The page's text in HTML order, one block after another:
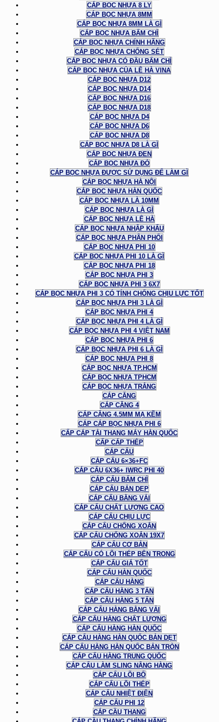
CÁP BỌC NHỰA 8 LY
CÁP BỌC NHỰA 8MM
CÁP BỌC NHỰA 8MM LÀ GÌ
CÁP BỌC NHỰA BẤM CHÌ
CÁP BỌC NHỰA CHÍNH HÃNG
CÁP BỌC NHỰA CHỐNG SÉT
CÁP BỌC NHỰA CÓ ĐẦU BẤM CHÌ
CÁP BỌC NHỰA CỦA LÊ HÀ VINA
CÁP BỌC NHỰA D12
CÁP BỌC NHỰA D14
CÁP BỌC NHỰA D16
CÁP BỌC NHỰA D18
CÁP BỌC NHỰA D4
CÁP BỌC NHỰA D6
CÁP BỌC NHỰA D8
CÁP BỌC NHỰA D8 LÀ GÌ
CÁP BỌC NHỰA ĐEN
CÁP BỌC NHỰA ĐỎ
CÁP BỌC NHỰA ĐƯỢC SỬ DỤNG ĐỂ LÀM GÌ
CÁP BỌC NHỰA HÀ NỘI
CÁP BỌC NHỰA HÀN QUỐC
CÁP BỌC NHỰA LÀ 10MM
CÁP BỌC NHỰA LÀ GÌ
CÁP BỌC NHỰA LÊ HÀ
CÁP BỌC NHỰA NHẬP KHẨU
CÁP BỌC NHỰA PHÂN PHỐI
CÁP BỌC NHỰA PHI 10
CÁP BỌC NHỰA PHI 10 LÀ GÌ
CÁP BỌC NHỰA PHI 18
CÁP BỌC NHỰA PHI 3
CÁP BỌC NHỰA PHI 3 6X7
CÁP BỌC NHỰA PHI 3 CÓ TÍNH CHỐNG CHỊU LỰC TỐT
CÁP BỌC NHỰA PHI 3 LÀ GÌ
CÁP BỌC NHỰA PHI 4
CÁP BỌC NHỰA PHI 4 LÀ GÌ
CÁP BỌC NHỰA PHI 4 VIỆT NAM
CÁP BỌC NHỰA PHI 6
CÁP BỌC NHỰA PHI 6 LÀ GÌ
CÁP BỌC NHỰA PHI 8
CÁP BỌC NHỰA TP.HCM
CÁP BỌC NHỰA TPHCM
CÁP BỌC NHỰA TRẮNG
CÁP CĂNG
CÁP CĂNG 4
CÁP CĂNG 4.5MM MẠ KẼM
CÁP CÁP BỌC NHỰA PHI 6
CẤP CÁP TẢI THANG MÁY HÀN QUỐC
CẤP CÁP THÉP
CÁP CẨU
CÁP CẨU 6×36+FC
CÁP CẨU 6X36+ IWRC PHI 40
CÁP CẨU BẤM CHÌ
CÁP CẨU BẢN DẸP
CÁP CẨU BẰNG VẢI
CÁP CẨU CHẤT LƯỢNG CAO
CÁP CẨU CHỊU LỰC
CÁP CẨU CHỐNG XOẮN
CÁP CẨU CHỐNG XOẮN 19X7
CÁP CẨU CƠ BẢN
CÁP CẨU CÓ LÕI THÉP BÊN TRONG
CÁP CẨU GIÁ TỐT
CÁP CẨU HÀN QUỐC
CÁP CẨU HÀNG
CÁP CẨU HÀNG 3 TẤN
CÁP CẨU HÀNG 5 TẤN
CÁP CẨU HÀNG BẰNG VẢI
CÁP CẨU HÀNG CHẤT LƯỢNG
CÁP CẨU HÀNG HÀN QUỐC
CÁP CẨU HÀNG HÀN QUỐC BẢN DẸT
CÁP CẨU HÀNG HÀN QUỐC BẢN TRÒN
CÁP CẨU HÀNG TRUNG QUỐC
CÁP CẨU LÀM SLING NÂNG HÀNG
CÁP CẨU LÕI BỐ
CÁP CẨU LÕI THÉP
CÁP CẨU NHIỆT ĐIỆN
CÁP CẨU PHI 12
CÁP CẦU THANG